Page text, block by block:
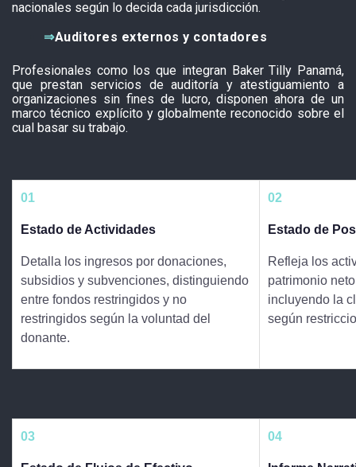
nacionales según lo decida cada jurisdicción.
⇒Auditores externos y contadores
Profesionales como los que integran Baker Tilly Panamá,
que prestan servicios de auditoría y atestiguamiento a
organizaciones sin fines de lucro, disponen ahora de un
marco técnico explícito y globalmente reconocido sobre el
cual basar su trabajo.
01
Estado de Actividades
Detalla los ingresos por donaciones,
subsidios y subvenciones, distinguiendo
entre fondos restringidos y no
restringidos según la voluntad del
donante.
02
Estado de
Refleja los
patrimonio
incluyendo la
según
03 04